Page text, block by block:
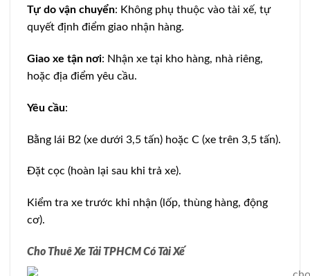
Tự do vận chuyển: Không phụ thuộc vào tài xế, tự
quyết định điểm giao nhận hàng.
Giao xe tận nơi: Nhận xe tại kho hàng, nhà riêng,
hoặc địa điểm yêu cầu.
Yêu cầu:
Bằng lái B2 (xe dưới 3,5 tấn) hoặc C (xe trên 3,5 tấn).
Đặt cọc (hoàn lại sau khi trả xe).
Kiểm tra xe trước khi nhận (lốp, thùng hàng, động
cơ).
Cho Thuê Xe Tải TPHCM Có Tài Xế